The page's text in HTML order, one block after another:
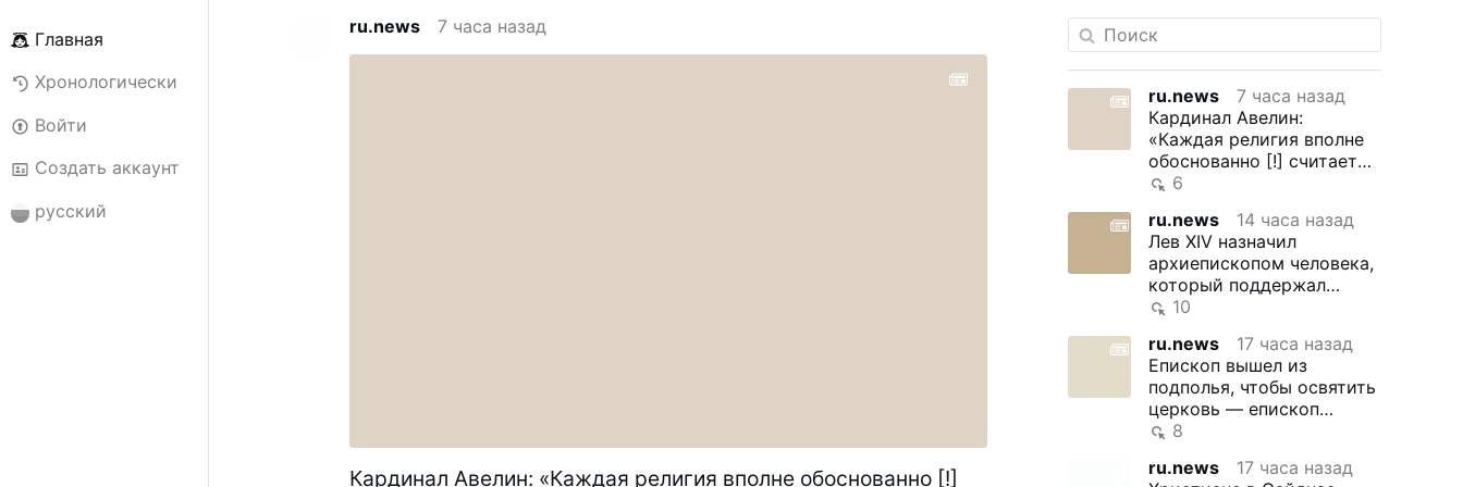
Главная
Хронологически
Войти
Создать аккаунт
русский
ru.news 7 часа назад
Кардинал Авелин: «Каждая религия вполне обоснованно [!]
ru.news
7 часа назад
Кардинал Авелин:
«Каждая религия вполне
обоснованно [!] считает
себя истинной»
6
ru.news
14 часа назад
Лев XIV назначил
архиепископом человека,
который поддержал
обязательную вакцинацию
10
ru.news
17 часа назад
Епископ вышел из
подполья, чтобы освятить
церковь — епископ
Шнайдер
8
ru.news
17 часа назад